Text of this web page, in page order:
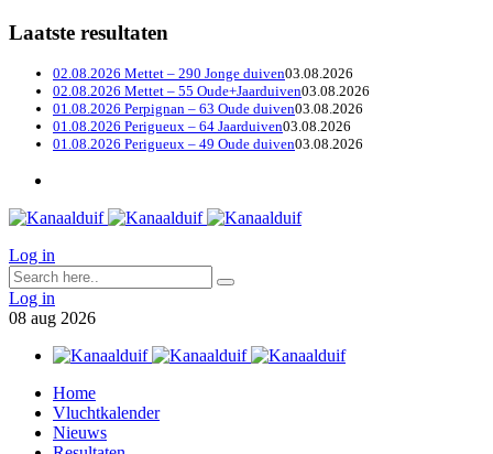
Laatste resultaten
02.08.2026 Mettet – 290 Jonge duiven03.08.2026
02.08.2026 Mettet – 55 Oude+Jaarduiven03.08.2026
01.08.2026 Perpignan – 63 Oude duiven03.08.2026
01.08.2026 Perigueux – 64 Jaarduiven03.08.2026
01.08.2026 Perigueux – 49 Oude duiven03.08.2026
Log in
Log in
08 aug 2026
Home
Vluchtkalender
Nieuws